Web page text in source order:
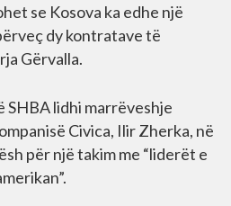
se Kosova ka edhe një
dy kontratave të
Gërvalla.
SHBA lidhi marrëveshje
Civica, Ilir Zherka, në
për një takim me “liderët e